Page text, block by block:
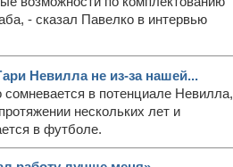
- сказал Павелко в интервью
Невилла не из-за нашей...
сомневается в потенциале Невилла,
нескольких лет и
в футболе.